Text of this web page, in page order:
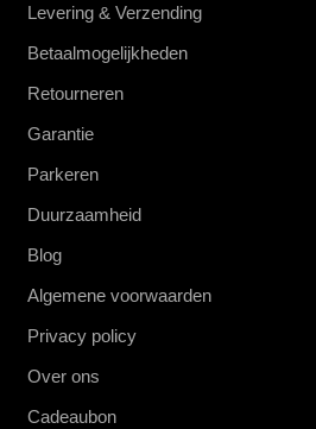
Levering & Verzending
Betaalmogelijkheden
Retourneren
Garantie
Parkeren
Duurzaamheid
Blog
Algemene voorwaarden
Privacy policy
Over ons
Cadeaubon